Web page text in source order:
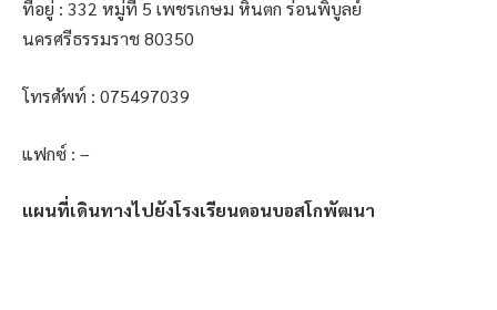
ที่อยู่ : 332 หมู่ที่ 5 เพชรเกษม หินตก ร่อนพิบูลย์
นครศรีธรรมราช 80350
โทรศัพท์ : 075497039
แฟกซ์ : –
แผนที่เดินทางไปยังโรงเรียนดอนบอสโกพัฒนา